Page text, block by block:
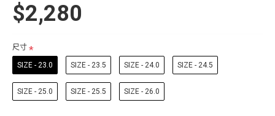
$2,280
尺寸
SIZE - 23.0 SIZE - 23.5 SIZE - 24.0 SIZE - 24.5
SIZE - 25.0 SIZE - 25.5 SIZE - 26.0